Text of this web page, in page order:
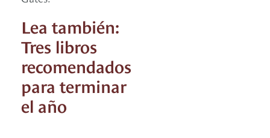
Lea también:
Tres libros
recomendados
para terminar
el año